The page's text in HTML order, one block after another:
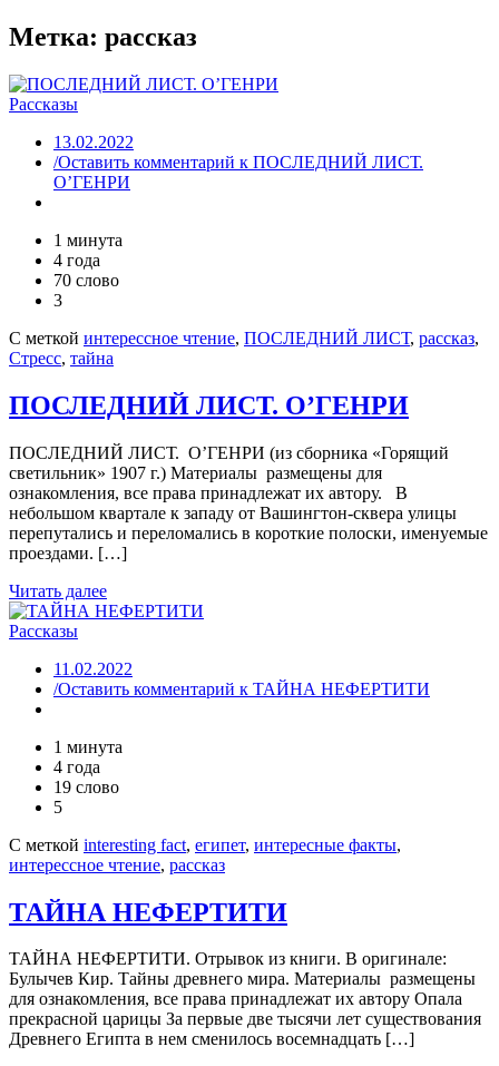
Метка: рассказ
Рассказы
13.02.2022
/Оставить комментарий к ПОСЛЕДНИЙ ЛИСТ.
О’ГЕНРИ
1 минута
4 года
70 слово
3
С меткой интерессное чтение, ПОСЛЕДНИЙ ЛИСТ, рассказ,
Стресс, тайна
ПОСЛЕДНИЙ ЛИСТ. О’ГЕНРИ
ПОСЛЕДНИЙ ЛИСТ. О’ГЕНРИ (из сборника «Горящий
светильник» 1907 г.) Материалы размещены для
ознакомления, все права принадлежат их автору. В
небольшом квартале к западу от Вашингтон-сквера улицы
перепутались и переломались в короткие полоски, именуемые
проeздами. […]
Читать далее
Рассказы
11.02.2022
/Оставить комментарий к ТАЙНА НЕФЕРТИТИ
1 минута
4 года
19 слово
5
С меткой interesting fact, египет, интересные факты,
интерессное чтение, рассказ
ТАЙНА НЕФЕРТИТИ
ТАЙНА НЕФЕРТИТИ. Отрывок из книги. В оригинале:
Булычев Кир. Тайны древнего мира. Материалы размещены
для ознакомления, все права принадлежат их автору Опала
прекрасной царицы За первые две тысячи лет существования
Древнего Египта в нем сменилось восемнадцать […]